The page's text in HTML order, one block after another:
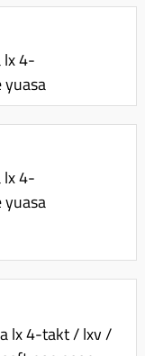
4-
4-
lx 4-takt / lxv /